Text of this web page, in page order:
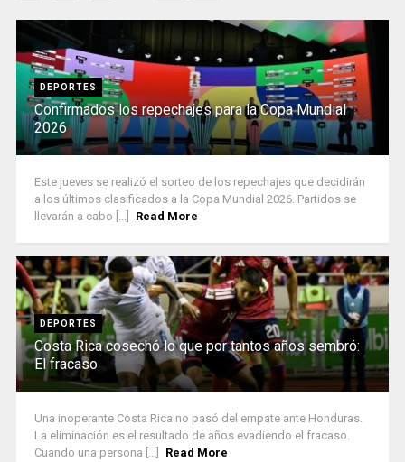
DEPORTES
Confirmados los repechajes para la Copa Mundial
2026
Este jueves se realizó el sorteo de los repechajes que decidirán
a los últimos clasificados a la Copa Mundial 2026. Partidos se
llevarán a cabo [...]
Read More
DEPORTES
Costa Rica cosechó lo que por tantos años sembró:
El fracaso
Una inoperante Costa Rica no pasó del empate ante Honduras.
La eliminación es el resultado de años evadiendo el fracaso.
Cuando una persona [...]
Read More